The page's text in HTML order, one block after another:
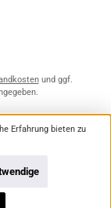
und ggf.
Erfahrung bieten zu